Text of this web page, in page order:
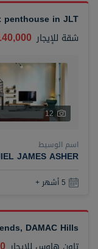
penthouse in JLT
شقة للإيجار 140,000
12
اسم الوسيط
JAMES ASHER
5 أشهر +
DAMAC Hills